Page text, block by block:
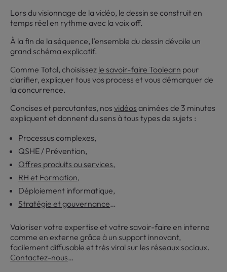
Lors du visionnage de la vidéo, le dessin se construit en
temps réel en rythme avec la voix off.
À la fin de la séquence, l’ensemble du dessin dévoile un
grand schéma explicatif.
Comme Total, choisissez le savoir-faire Toolearn pour
clarifier, expliquer tous vos process et vous démarquer de
la concurrence.
Concises et percutantes, nosvidéos animées de 3 minutes
expliquent et donnent du sens à tous types de sujets :
Processus complexes,
QSHE / Prévention,
Offres produits ou services,
RH et Formation,
Déploiement informatique,
Stratégie et gouvernance…
Valoriser votre expertise et votre savoir-faire en interne
comme en externe grâce à un support innovant,
facilement diffusable et très viral sur les réseaux sociaux.
Contactez-nous…